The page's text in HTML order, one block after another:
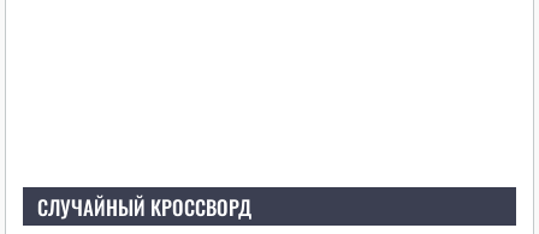
СЛУЧАЙНЫЙ КРОССВОРД